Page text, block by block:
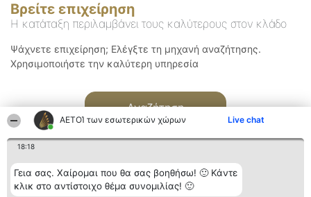
ΑΕΤΟΊ των εσωτερικών χώρων Live chat
18:18
Γεια σας. Χαίρομαι που θα σας βοηθήσω! 🙂 Κάντε
κλικ στο αντίστοιχο θέμα συνομιλίας! 🙂
Βρείτε επιχείρηση
Η κατάταξη περιλαμβάνει τους καλύτερους στον κλάδο
Ψάχνετε επιχείρηση; Ελέγξτε τη μηχανή αναζήτησης.
Χρησιμοποιήστε την καλύτερη υπηρεσία
Αναζήτηση